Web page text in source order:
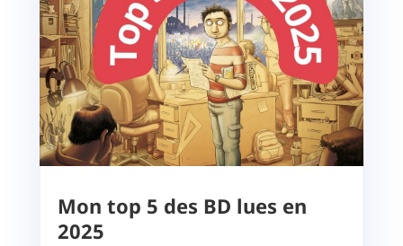
Mon top 5 des BD lues en
2025